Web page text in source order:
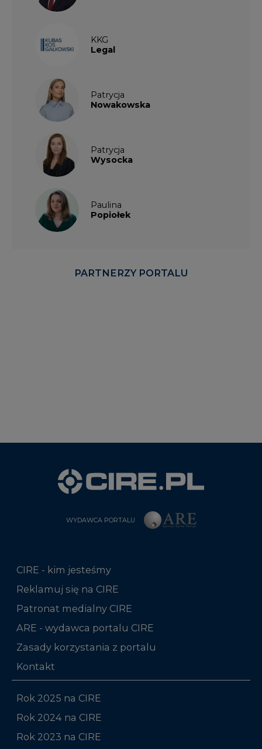
KKG
Legal
Patrycja
Nowakowska
Patrycja
Wysocka
Paulina
Popiołek
PARTNERZY PORTALU
WYDAWCA PORTALU
CIRE - kim jesteśmy
Reklamuj się na CIRE
Patronat medialny CIRE
ARE - wydawca portalu CIRE
Zasady korzystania z portalu
Kontakt
Rok 2025 na CIRE
Rok 2024 na CIRE
Rok 2023 na CIRE